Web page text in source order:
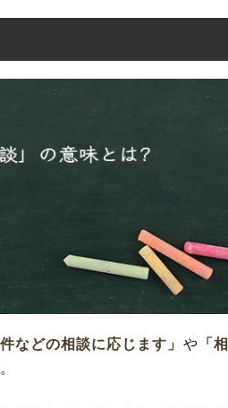
」の違い
文や短文(解釈)
義表現
などの相談に応じます」 や 「